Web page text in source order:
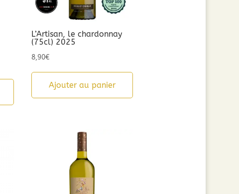
L’Artisan, le chardonnay
(75cl) 2025
8,90€
Ajouter au panier